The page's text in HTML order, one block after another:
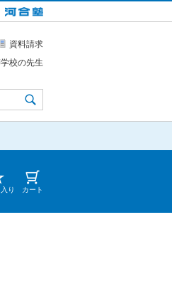
資料請求
校の先生
り カート